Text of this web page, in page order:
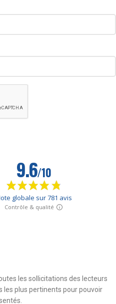
les sollicitations des lecteurs
les plus pertinents pour pouvoir